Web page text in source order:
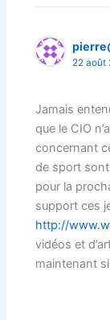
22 août
Jamais
que le CIO
concernant
de sport
pour la
support ces
http://
vidéos et
maintenant